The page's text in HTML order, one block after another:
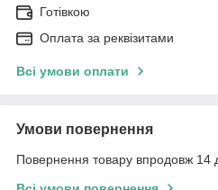
Готівкою
Оплата за реквізитами
Всі умови оплати
Умови повернення
Повернення товару впродовж 14